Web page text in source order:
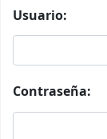
Usuario:
Contraseña: